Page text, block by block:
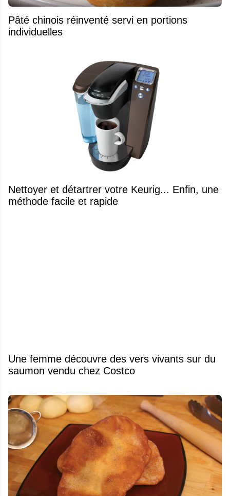
Pâté chinois réinventé servi en portions
individuelles
Nettoyer et détartrer votre Keurig... Enfin, une
méthode facile et rapide
Une femme découvre des vers vivants sur du
saumon vendu chez Costco